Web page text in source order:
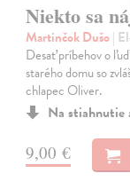
Niekto sa
Martinčok Dušo|
Desať príbehov o
starého domu so
chlapec Oliver.
Na stiahnutie
9,00 €